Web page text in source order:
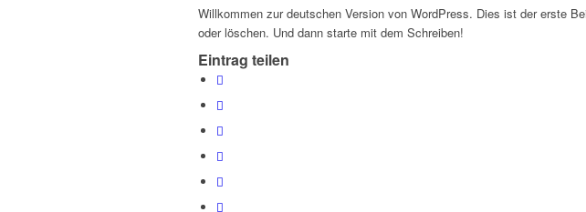
Willkommen zur deutschen Version von WordPress. Dies ist der erste
oder löschen. Und dann starte mit dem Schreiben!
Eintrag teilen